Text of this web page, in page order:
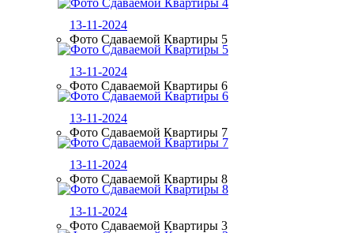
13-11-2024
Фото Сдаваемой Квартиры 5
13-11-2024
Фото Сдаваемой Квартиры 6
13-11-2024
Фото Сдаваемой Квартиры 7
13-11-2024
Фото Сдаваемой Квартиры 8
13-11-2024
Фото Сдаваемой Квартиры 3